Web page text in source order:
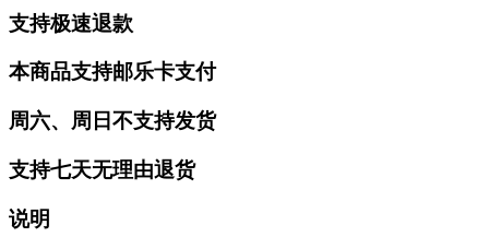
支持极速退款
本商品支持邮乐卡支付
周六、周日不支持发货
支持七天无理由退货
说明